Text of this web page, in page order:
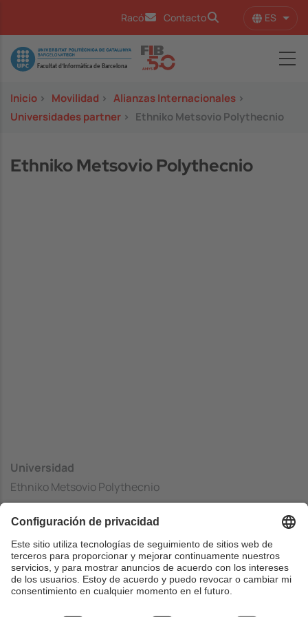
Racó Contacto ES
Image
Inicio > Movilidad > Alianzas Internacionales >
Universidades partner > Ethniko Metsovio Polythecnio
Ethniko Metsovio Polythecnio
Universidad
Ethniko Metsovio Polythecnio
School of Electrical and Computer Engineering
País
Grecia